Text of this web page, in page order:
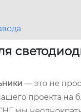
— это не
проекта на